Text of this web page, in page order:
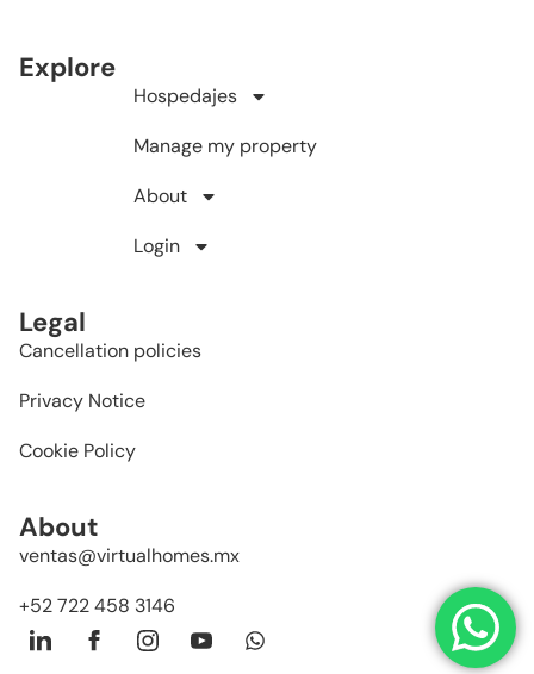
Explore
Hospedajes
Manage my property
About
Login
Legal
Cancellation policies
Privacy Notice
Cookie Policy
About
ventas@virtualhomes.mx
+52 722 458 3146